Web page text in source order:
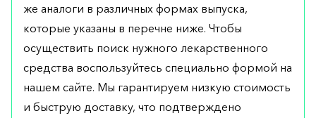
же аналоги в различных формах выпуска,
которые указаны в перечне ниже. Чтобы
осуществить поиск нужного лекарственного
средства воспользуйтесь специально формой на
нашем сайте. Мы гарантируем низкую стоимость
и быструю доставку, что подтверждено